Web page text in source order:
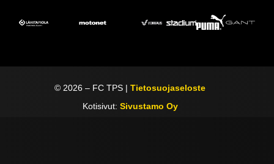
© 2026 – FC TPS |Tietosuojaseloste
Kotisivut: Sivustamo Oy